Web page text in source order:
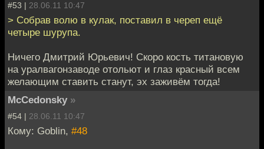
#53 | 28.06.11 10:47
> Собрав волю в кулак, поставил в череп ещё
четыре шурупа.
Ничего Дмитрий Юрьевич! Скоро кость титановую
на уралвагонзаводе отольют и глаз красный всем
желающим ставить станут, эх заживём тогда!
McCedonsky »
#54 | 28.06.11 10:47
Кому: Goblin, #48